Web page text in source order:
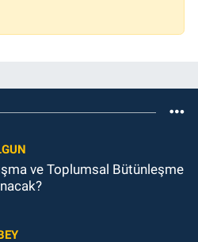
ve Toplumsal Bütünleşme